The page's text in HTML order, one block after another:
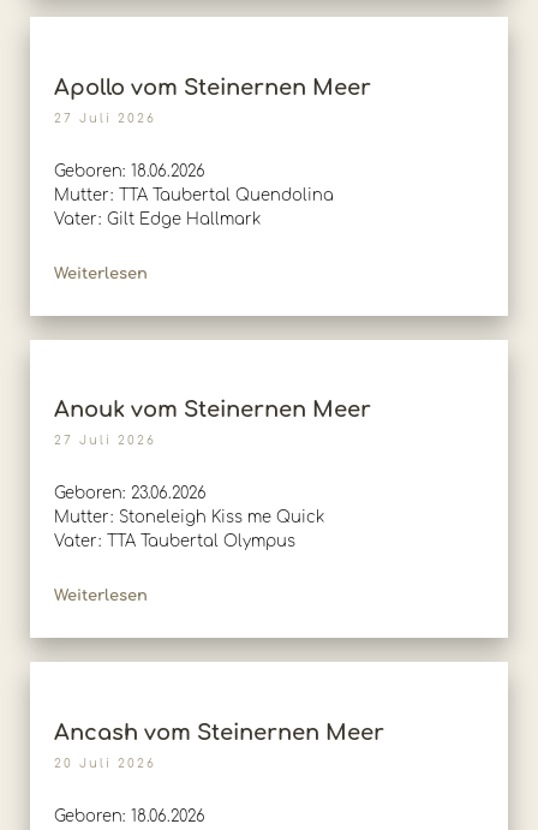
Apollo vom Steinernen Meer
27 Juli 2026
Geboren: 18.06.2026
Mutter: TTA Taubertal Quendolina
Vater: Gilt Edge Hallmark
Weiterlesen
Anouk vom Steinernen Meer
27 Juli 2026
Geboren: 23.06.2026
Mutter: Stoneleigh Kiss me Quick
Vater: TTA Taubertal Olympus
Weiterlesen
Ancash vom Steinernen Meer
20 Juli 2026
Geboren: 18.06.2026